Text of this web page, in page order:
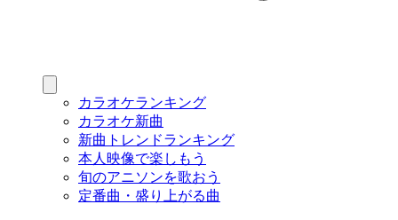
カラオケランキング
カラオケ新曲
新曲トレンドランキング
本人映像で楽しもう
旬のアニソンを歌おう
定番曲・盛り上がる曲